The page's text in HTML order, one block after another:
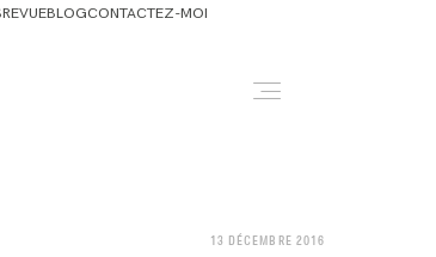
REVUEBLOGCONTACTEZ-MOI
13 DÉCEMBRE 2016